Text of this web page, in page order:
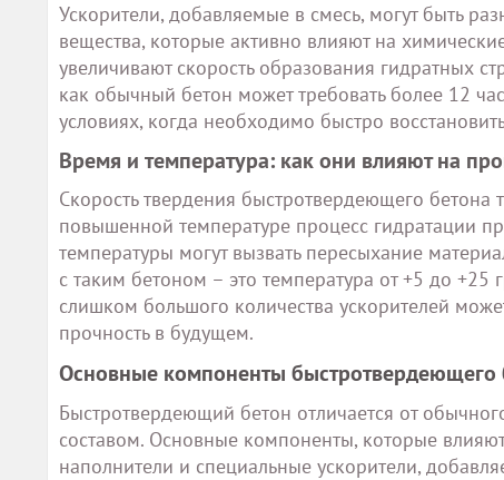
Ускорители, добавляемые в смесь, могут быть
вещества, которые активно влияют на
увеличивают скорость образования гидратных
как обычный бетон может требовать более 12
условиях, когда необходимо быстро
Время и температура: как они влияют на
Скорость твердения быстротвердеющего
повышенной температуре процесс гидратации
температуры могут вызвать пересыхание
с таким бетоном – это температура от +5 до
слишком большого количества ускорителей
прочность в будущем.
Основные компоненты быстротвердеющего
Быстротвердеющий бетон отличается от
составом. Основные компоненты, которые
наполнители и специальные ускорители,